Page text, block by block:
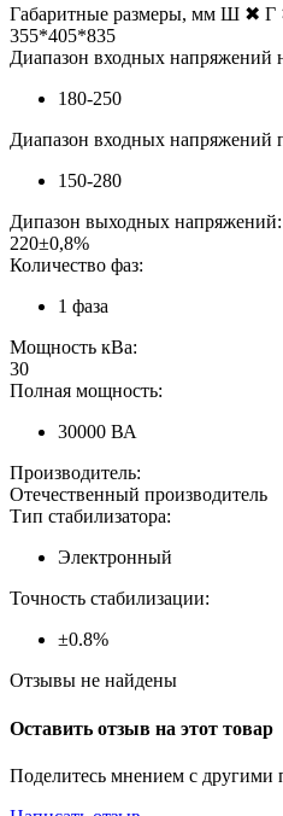
Габаритные размеры, мм Ш ✖
355*405*835
Диапазон входных напряжений
180-250
Диапазон входных напряжений
150-280
Дипазон выходных напряжений:
220±0,8%
Количество фаз:
1 фаза
Мощность кВа:
30
Полная мощность:
30000 ВА
Производитель:
Отечественный производитель
Тип стабилизатора:
Электронный
Точность стабилизации:
±0.8%
Отзывы не найдены
Оставить отзыв на этот товар
Поделитесь мнением с другими